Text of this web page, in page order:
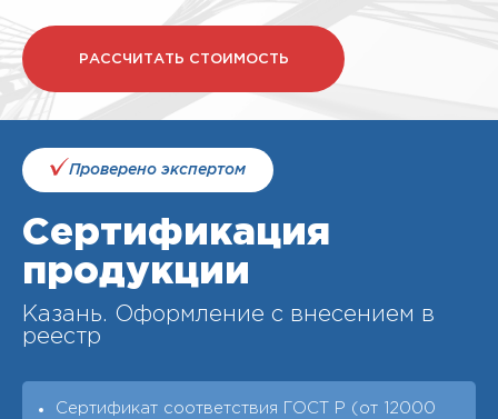
РАССЧИТАТЬ СТОИМОСТЬ
Проверено экспертом
Сертификация
продукции
Казань. Оформление с внесением в
реестр
Сертификат соответствия ГОСТ Р (от 12000